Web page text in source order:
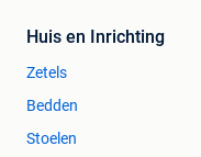
Huis en Inrichting
Zetels
Bedden
Stoelen